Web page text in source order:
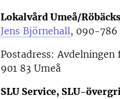
Lokalvård Umeå/
Jens Björnehall, 090-786
Postadress:
901 83 Umeå
SLU Service, SLU-